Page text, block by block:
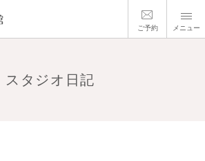
ご予約 メニュー
スタジオ日記